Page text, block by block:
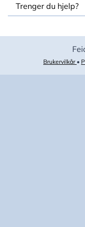
Trenger du hjelp?
Brukervilkår •